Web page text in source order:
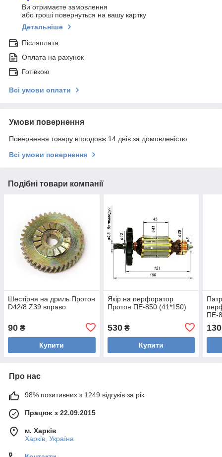
Ви отримаєте замовлення
або гроші повернуться на вашу картку
Детальніше
Післяплата
Оплата на рахунок
Готівкою
Всі умови оплати
Умови повернення
Повернення товару впродовж 14 днів за домовленістю
Всі умови повернення
Подібні товари компанії
Шестірня на дриль Протон
D42/8 Z39 вправо
90 ₴
Купити
Якір на перфоратор
Протон ПЕ-850 (41*150)
530₴
Купити
ПЕ-
130
Про нас
98% позитивних з 1249 відгуків за рік
Працює з 22.09.2015
м. Харків
Харків, Україна